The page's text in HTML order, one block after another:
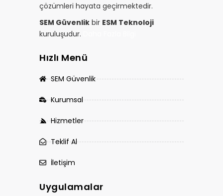
çözümleri hayata geçirmektedir.
SEM Güvenlik bir ESM Teknoloji
kuruluşudur.
Hızlı Menü
SEM Güvenlik
Kurumsal
Hizmetler
Teklif Al
İletişim
Uygulamalar